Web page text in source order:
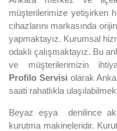
müşterilerimize yetişirken
cihazlarını markasında
yapmaktayız. Kurumsal
odaklı çalışmaktayız. Bu
ve müşterilerimizin
Profilo Servisi olarak
saati rahatlıkla
Beyaz eşya denilince
kurutma makineleridir.